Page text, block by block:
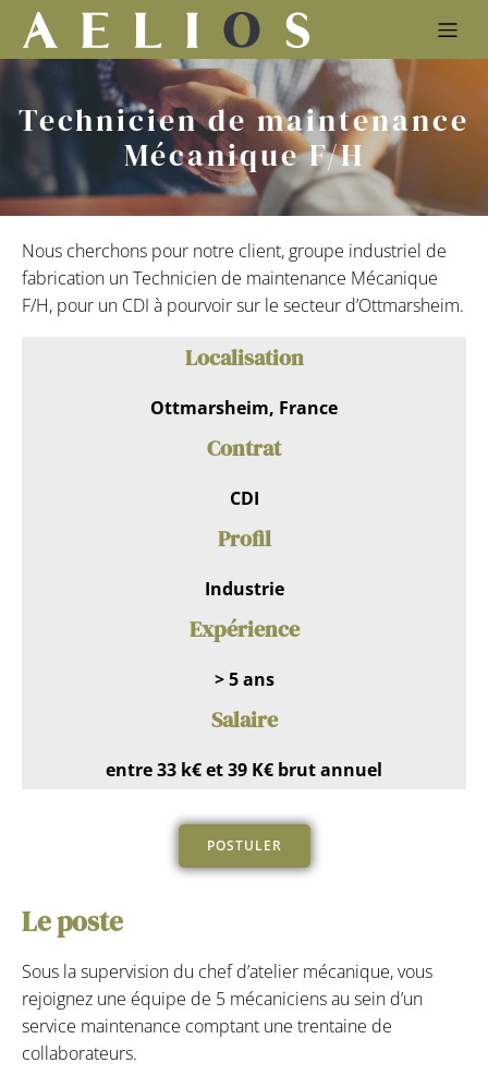
Technicien de maintenance
Mécanique F/H
Nous cherchons pour notre client, groupe industriel de
fabrication un Technicien de maintenance Mécanique
F/H, pour un CDI à pourvoir sur le secteur d’Ottmarsheim.
Localisation
Ottmarsheim, France
Contrat
CDI
Profil
Industrie
Expérience
> 5 ans
Salaire
entre 33 k€ et 39 K€ brut annuel
POSTULER
Le poste
Sous la supervision du chef d’atelier mécanique, vous
rejoignez une équipe de 5 mécaniciens au sein d’un
service maintenance comptant une trentaine de
collaborateurs.